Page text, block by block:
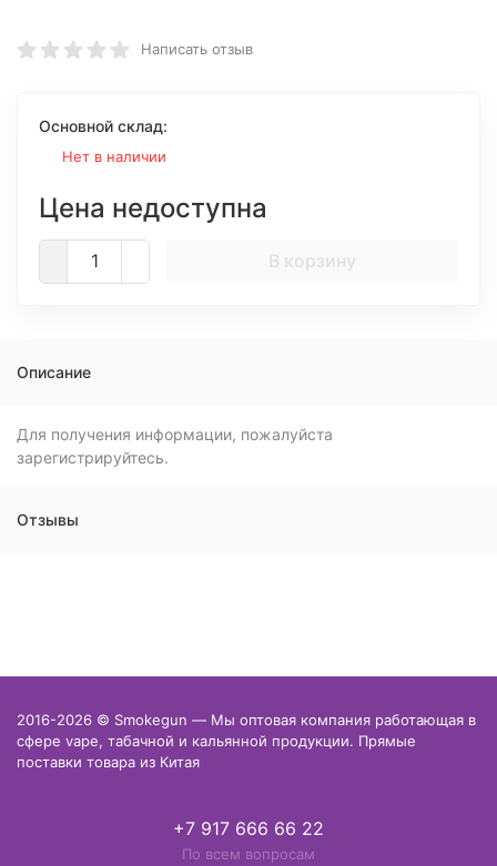
Написать отзыв
Основной склад:
Нет в наличии
Цена недоступна
В корзину
Описание
Для получения информации, пожалуйста
зарегистрируйтесь.
Отзывы
2016-2026 © Smokegun — Мы оптовая компания работающая в
сфере vape, табачной и кальянной продукции. Прямые
поставки товара из Китая
+7 917 666 66 22
По всем вопросам